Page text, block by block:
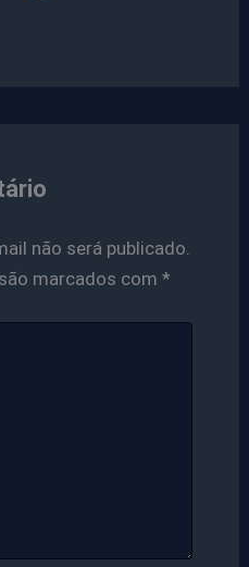
não será publicado.
marcados com *